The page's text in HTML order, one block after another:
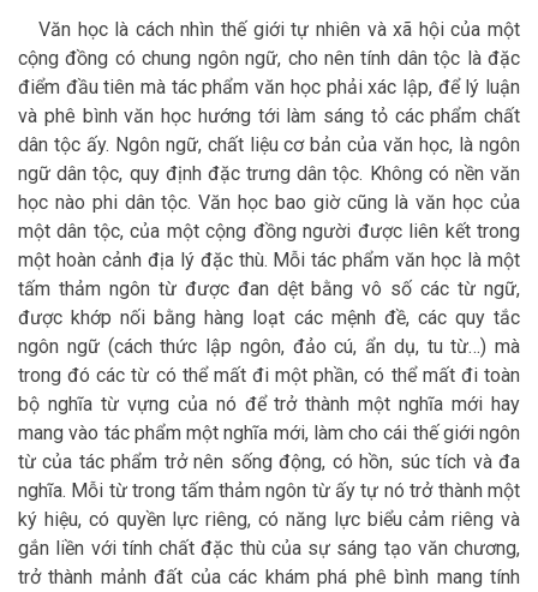
Văn học là cách nhìn thế giới tự nhiên và xã hội của một
cộng đồng có chung ngôn ngữ, cho nên tính dân tộc là đặc
điểm đầu tiên mà tác phẩm văn học phải xác lập, để lý luận
và phê bình văn học hướng tới làm sáng tỏ các phẩm chất
dân tộc ấy. Ngôn ngữ, chất liệu cơ bản của văn học, là ngôn
ngữ dân tộc, quy định đặc trưng dân tộc. Không có nền văn
học nào phi dân tộc. Văn học bao giờ cũng là văn học của
một dân tộc, của một cộng đồng người được liên kết trong
một hoàn cảnh địa lý đặc thù. Mỗi tác phẩm văn học là một
tấm thảm ngôn từ được đan dệt bằng vô số các từ ngữ,
được khớp nối bằng hàng loạt các mệnh đề, các quy tắc
ngôn ngữ (cách thức lập ngôn, đảo cú, ẩn dụ, tu từ…) mà
trong đó các từ có thể mất đi một phần, có thể mất đi toàn
bộ nghĩa từ vựng của nó để trở thành một nghĩa mới hay
mang vào tác phẩm một nghĩa mới, làm cho cái thế giới ngôn
từ của tác phẩm trở nên sống động, có hồn, súc tích và đa
nghĩa. Mỗi từ trong tấm thảm ngôn từ ấy tự nó trở thành một
ký hiệu, có quyền lực riêng, có năng lực biểu cảm riêng và
gắn liền với tính chất đặc thù của sự sáng tạo văn chương,
trở thành mảnh đất của các khám phá phê bình mang tính